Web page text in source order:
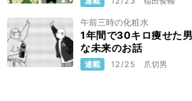
午前三時の化粧水
1年間で30キロ痩せた
な未来のお話
連載 12/25 爪切男